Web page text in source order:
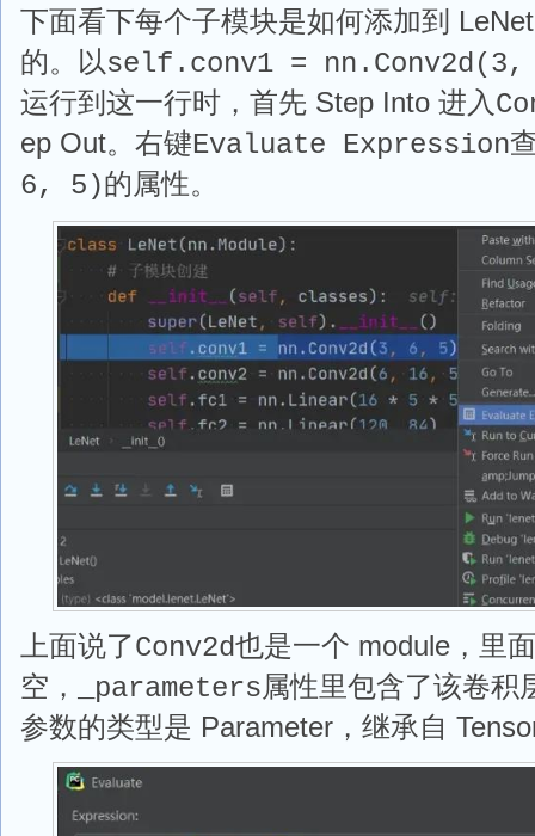
下面看下每个子模块是如何添加到
的。以self.conv1 =
运行到这一行时，首先 Step Into 进入
ep Out。右键Evaluate Expression
6, 5)的属性。
上面说了Conv2d也是一个 module，里
空，
_parameters属性里包含了该卷积
参数的类型是 Parameter，继承自